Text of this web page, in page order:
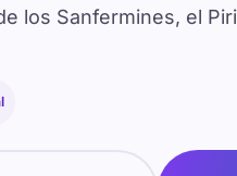
los Sanfermines, el